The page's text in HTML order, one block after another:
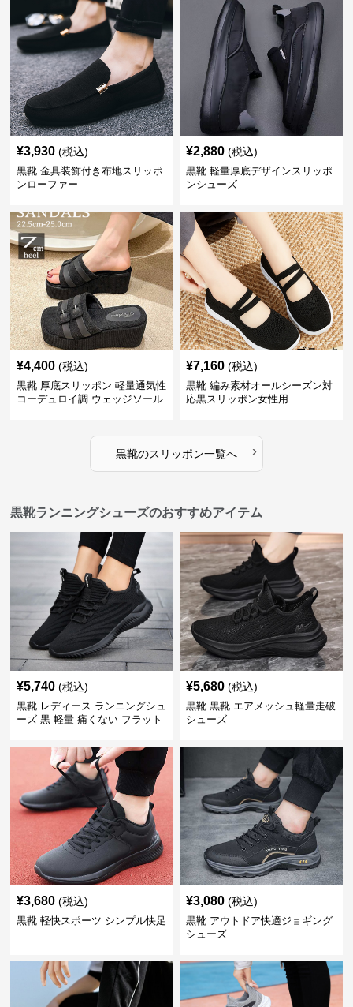
¥3,930 (税込)
黒靴 金具装飾付き布地スリッポ
ンローファー
¥2,880 (税込)
黒靴 軽量厚底デザインスリッポ
ンシューズ
¥4,400 (税込)
黒靴 厚底スリッポン 軽量通気性
コーデュロイ調 ウェッジソール
¥7,160 (税込)
黒靴 編み素材オールシーズン対
応黒スリッポン女性用
黒靴のスリッポン一覧へ ›
黒靴ランニングシューズのおすすめアイテム
¥5,740 (税込)
黒靴 レディース ランニングシュ
ーズ 黒 軽量 痛くない フラット
¥5,680 (税込)
黒靴 黒靴 エアメッシュ軽量走破
シューズ
¥3,680 (税込)
黒靴 軽快スポーツ シンプル快足
¥3,080 (税込)
黒靴 アウトドア快適ジョギング
シューズ